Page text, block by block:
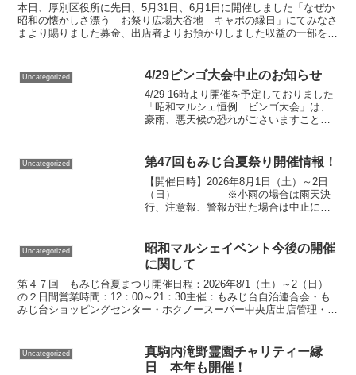
本日、厚別区役所に先日、5月31日、6月1日に開催しました「なぜか
昭和の懐かしさ漂う お祭り広場大谷地 キャポの縁日」にてみなさ
まより賜りました募金、出店者よりお預かりしました収益の一部を義
ました。
Uncategorized 4/29ビンゴ大会中止のお知らせ
4/29 16時より開催を予定しておりました
「昭和マルシェ恒例 ビンゴ大会」は、
豪雨、悪天候の恐れがごさいますことか
2025にて5/5に行われる際に景品を2倍
Uncategorized 第47回もみじ台夏祭り開催情報！
【開催日時】2026年8月1日（土）～2日
（日） ※小雨の場合は雨天決
行、注意報、警報が出た場合は中止にな
パー中央店駐車場 （札幌市厚
別区もみじ台北7丁目1-2）【営業時間】
両日ともに12：00～21：30（LO：21：
00）【主催】もみじ台自治連合会、もみ
じ台ショッピングセンター、ホクノース
ーパー中央店【出店管理・運営】昭和マ
Uncategorized
昭和マルシェイベント今後の開催
に関して
第４７回 もみじ台夏まつり開催日程：2026年8/1（土）～2（日）
の２日間営業時間：12：00～21：30主催：もみじ台自治連合会・も
みじ台ショッピングセンター・ホクノースーパー中央店出店管理・運
Uncategorized
真駒内滝野霊園チャリティー縁
日 本年も開催！